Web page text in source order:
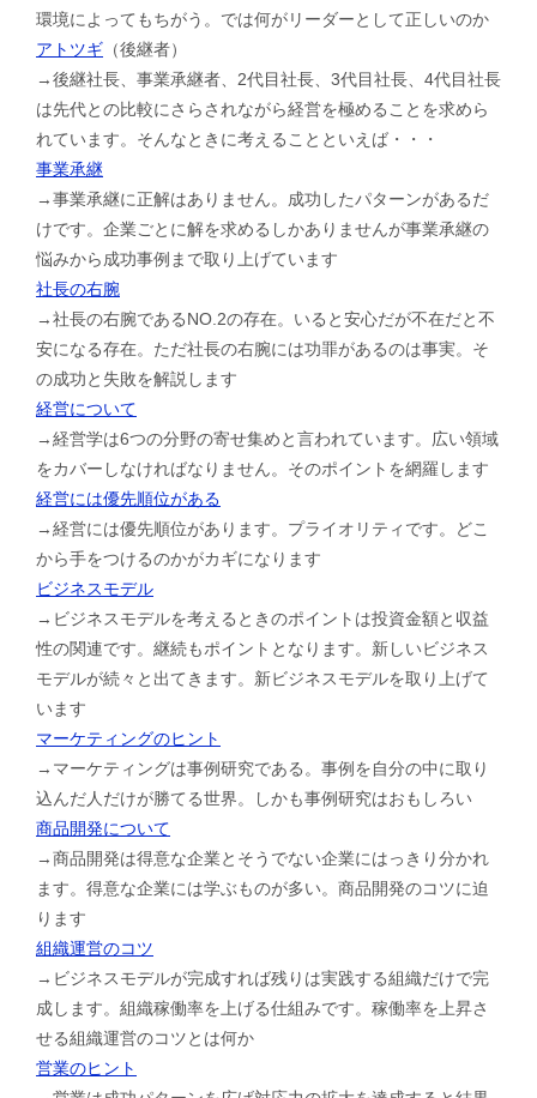
環境によってもちがう。では何がリーダーとして正しいのか
アトツギ （後継者）
→後継社長、事業承継者、2代目社長、3代目社長、4代目社長
は先代との比較にさらされながら経営を極めることを求めら
れています。そんなときに考えることといえば・・・
事業承継
→事業承継に正解はありません。成功したパターンがあるだ
けです。企業ごとに解を求めるしかありませんが事業承継の
悩みから成功事例まで取り上げています
社長の右腕
→社長の右腕であるNO.2の存在。いると安心だが不在だと不
安になる存在。ただ社長の右腕には功罪があるのは事実。そ
の成功と失敗を解説します
経営について
→経営学は6つの分野の寄せ集めと言われています。広い領域
をカバーしなければなりません。そのポイントを網羅します
経営には優先順位がある
→経営には優先順位があります。プライオリティです。どこ
から手をつけるのかがカギになります
ビジネスモデル
→ビジネスモデルを考えるときのポイントは投資金額と収益
性の関連です。継続もポイントとなります。新しいビジネス
モデルが続々と出てきます。新ビジネスモデルを取り上げて
います
マーケティングのヒント
→マーケティングは事例研究である。事例を自分の中に取り
込んだ人だけが勝てる世界。しかも事例研究はおもしろい
商品開発について
→商品開発は得意な企業とそうでない企業にはっきり分かれ
ます。得意な企業には学ぶものが多い。商品開発のコツに迫
ります
組織運営のコツ
→ビジネスモデルが完成すれば残りは実践する組織だけで完
成します。組織稼働率を上げる仕組みです。稼働率を上昇さ
せる組織運営のコツとは何か
営業のヒント